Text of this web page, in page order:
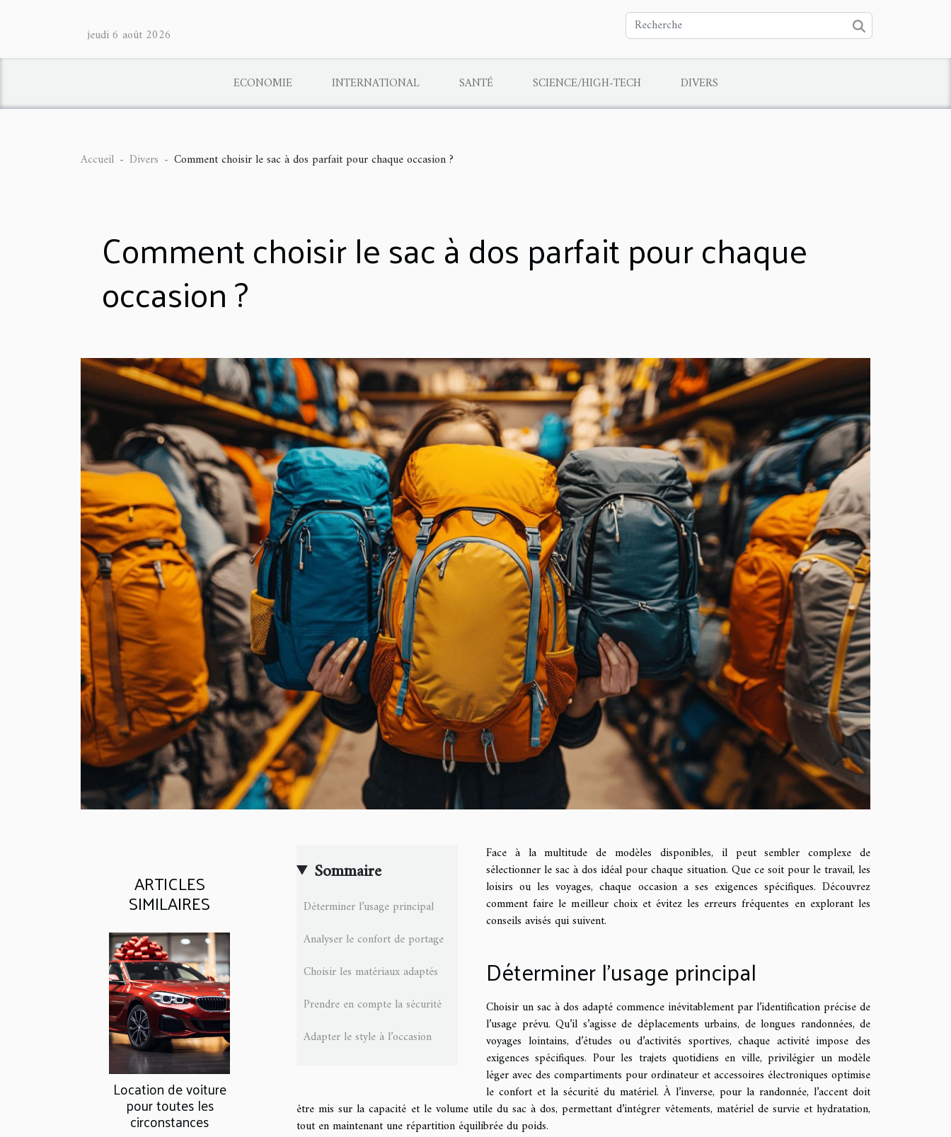
jeudi 6 août 2026
ECONOMIE INTERNATIONAL SANTÉ SCIENCE/HIGH-TECH DIVERS
Accueil Divers Comment choisir le sac à dos parfait pour chaque occasion ?
Comment choisir le sac à dos parfait pour chaque
occasion ?
ARTICLES
SIMILAIRES
Location de voiture
pour toutes les
circonstances
Sommaire
Déterminer l’usage principal
Analyser le confort de portage
Choisir les matériaux adaptés
Prendre en compte la sécurité
Adapter le style à l’occasion
Face à la multitude de modèles disponibles, il peut sembler complexe de
sélectionner le sac à dos idéal pour chaque situation. Que ce soit pour le travail, les
loisirs ou les voyages, chaque occasion a ses exigences spécifiques. Découvrez
comment faire le meilleur choix et évitez les erreurs fréquentes en explorant les
conseils avisés qui suivent.
Déterminer l’usage principal
Choisir un sac à dos adapté commence inévitablement par l’identification précise de
l’usage prévu. Qu’il s’agisse de déplacements urbains, de longues randonnées, de
voyages lointains, d’études ou d’activités sportives, chaque activité impose des
exigences spécifiques. Pour les trajets quotidiens en ville, privilégier un modèle
léger avec des compartiments pour ordinateur et accessoires électroniques optimise
le confort et la sécurité du matériel. À l’inverse, pour la randonnée, l’accent doit
être mis sur la capacité et le volume utile du sac à dos, permettant d’intégrer vêtements, matériel de survie et hydratation,
tout en maintenant une répartition équilibrée du poids.